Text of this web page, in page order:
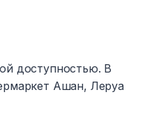
доступностью. В
Ашан, Леруа